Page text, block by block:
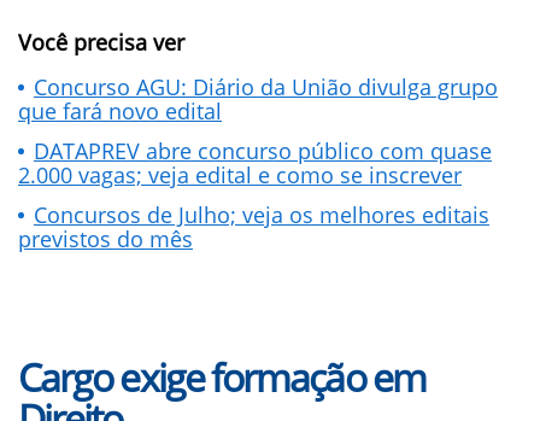
Você precisa ver
Concurso AGU: Diário da União divulga grupo
que fará novo edital
DATAPREV abre concurso público com quase
2.000 vagas; veja edital e como se inscrever
Concursos de Julho; veja os melhores editais
previstos do mês
Cargo exige formação em